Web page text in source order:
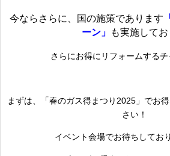
今ならさらに、国の施策であります
ーン」
も実施してお
さらにお得にリフォームするチ
まずは、「春のガス得まつり2025」でお
さい！
イベント会場でお待ちしてお